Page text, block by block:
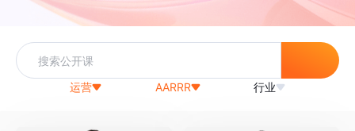
运营 AARRR 行业